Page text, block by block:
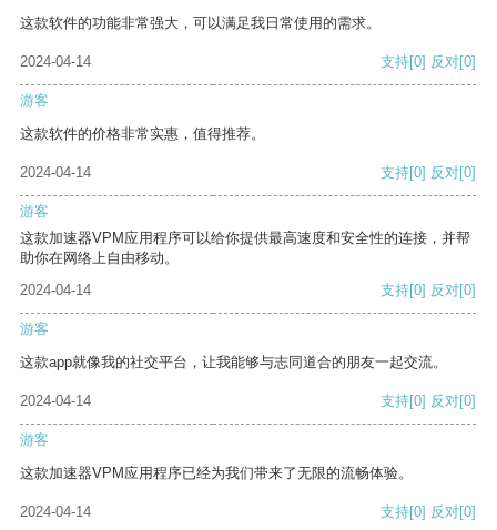
这款软件的功能非常强大，可以满足我日常使用的需求。
2024-04-14 支持[0] 反对[0]
游客
这款软件的价格非常实惠，值得推荐。
2024-04-14 支持[0] 反对[0]
游客
这款加速器VPM应用程序可以给你提供最高速度和安全性的连接，并帮
助你在网络上自由移动。
2024-04-14
支持[0] 反对[0]
游客
这款app就像我的社交平台，让我能够与志同道合的朋友一起交流。
2024-04-14 支持[0] 反对[0]
游客
这款加速器VPM应用程序已经为我们带来了无限的流畅体验。
2024-04-14 支持[0] 反对[0]